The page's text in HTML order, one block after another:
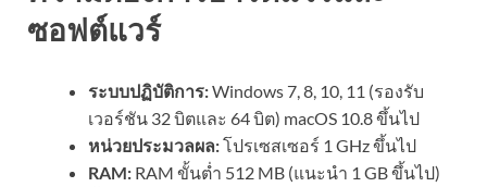
ซอฟต์แวร์
ระบบปฏิบัติการ:Windows 7, 8, 10, 11 (รองรับ
เวอร์ชัน 32 บิตและ 64 บิต) macOS 10.8 ขึ้นไป
หน่วยประมวลผล:โปรเซสเซอร์ 1 GHz ขึ้นไป
RAM: RAM ขั้นต่ำ 512 MB (แนะนำ 1 GB ขึ้นไป)